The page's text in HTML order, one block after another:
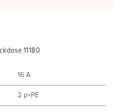
11180
16 A
2 p+PE